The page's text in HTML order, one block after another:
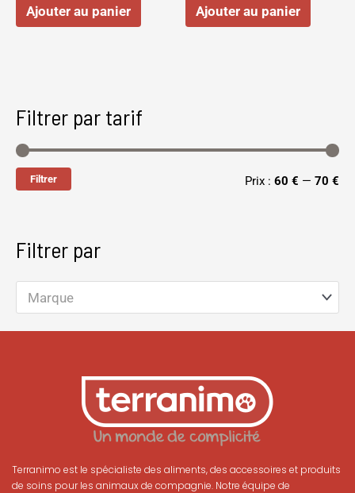
Ajouter au panier Ajouter au panier
Filtrer par tarif
Filtrer Prix : 60 € — 70 €
Filtrer par
Marque
Terranimo est le spécialiste des aliments, des accessoires et produits
de soins pour les animaux de compagnie. Notre équipe de